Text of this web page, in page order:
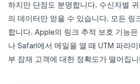
하지만 단점도 분명합니다. 수신자별
의 데이터만 얻을 수 있습니다. 모든 링
합니다. Apple의 링크 추적 보호 기능
나 Safari에서 메일을 열 때 UTM 파라
부 잠재 고객에 대한 정확도가 떨어집